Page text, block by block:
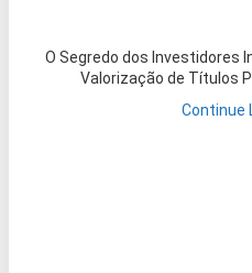
O Segredo dos Investidores
Valorização de Títulos
Continue